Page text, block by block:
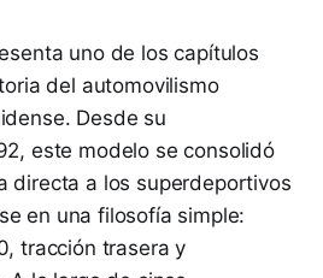
uno de los capítulos
del automovilismo
Desde su
este modelo se consolidó
directa a los superdeportivos
en una filosofía simple:
tracción trasera y